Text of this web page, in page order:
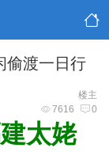
偷渡一日行
楼主
7616 0
太姥